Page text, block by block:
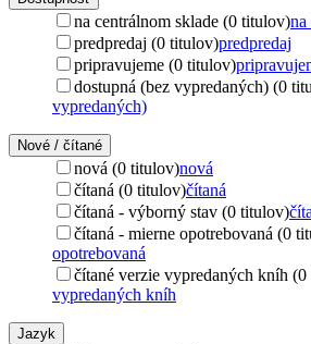
na centrálnom sklade (0 titulov)na
predpredaj (0 titulov)predpredaj
pripravujeme (0 titulov)
dostupná (bez vypredaných) (0
vypredaných)
Nové / čítané
nová (0 titulov)nová
čítaná (0 titulov)čítaná
čítaná - výborný stav (0 titulov)
čítaná - mierne opotrebovaná (0
opotrebovaná
čítané verzie vypredaných kníh
vypredaných kníh
Jazyk